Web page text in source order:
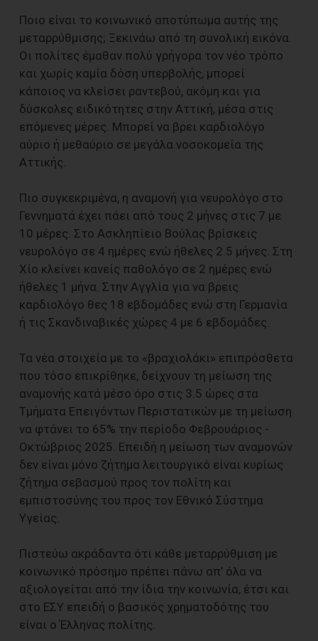
Ποιο είναι το κοινωνικό αποτύπωμα αυτής της
μεταρρύθμισης; Ξεκινάω από τη συνολική εικόνα.
Οι πολίτες έμαθαν πολύ γρήγορα τον νέο τρόπο
και χωρίς καμία δόση υπερβολής, μπορεί
κάποιος να κλείσει ραντεβού, ακόμη και για
δύσκολες ειδικότητες στην Αττική, μέσα στις
επόμενες μέρες. Μπορεί να βρει καρδιολόγο
αύριο ή μεθαύριο σε μεγάλα νοσοκομεία της
Αττικής.
Πιο συγκεκριμένα, η αναμονή για νευρολόγο στο
Γεννηματά έχει πάει από τους 2 μήνες στις 7 με
10 μέρες. Στο Ασκληπίειο Βούλας βρίσκεις
νευρολόγο σε 4 ημέρες ενώ ήθελες 2.5 μήνες. Στη
Χίο κλείνει κανείς παθολόγο σε 2 ημέρες ενώ
ήθελες 1 μήνα. Στην Αγγλία για να βρεις
καρδιολόγο θες 18 εβδομάδες ενώ στη Γερμανία
ή τις Σκανδιναβικές χώρες 4 με 6 εβδομάδες.
Τα νέα στοιχεία με το «βραχιολάκι» επιπρόσθετα
που τόσο επικρίθηκε, δείχνουν τη μείωση της
αναμονής κατά μέσο όρο στις 3.5 ώρες στα
Τμήματα Επειγόντων Περιστατικών με τη μείωση
να φτάνει το 65% την περίοδο Φεβρουάριος -
Οκτώβριος 2025. Επειδή η μείωση των αναμονών
δεν είναι μόνο ζήτημα λειτουργικό είναι κυρίως
ζήτημα σεβασμού προς τον πολίτη και
εμπιστοσύνης του προς τον Εθνικό Σύστημα
Υγείας.
Πιστεύω ακράδαντα ότι κάθε μεταρρύθμιση με
κοινωνικό πρόσημο πρέπει πάνω απ’ όλα να
αξιολογείται από την ίδια την κοινωνία, έτσι και
στο ΕΣΥ επειδή ο βασικός χρηματοδότης του
είναι ο Έλληνας πολίτης.